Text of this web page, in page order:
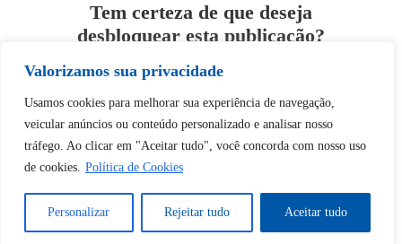
Valorizamos sua privacidade
Usamos cookies para melhorar sua experiência de navegação,
veicular anúncios ou conteúdo personalizado e analisar nosso
tráfego. Ao clicar em "Aceitar tudo", você concorda com nosso uso
de cookies. Política de Cookies
Personalizar Rejeitar tudo Aceitar tudo
Tem certeza de que deseja
desbloquear esta publicação?
Sim Não